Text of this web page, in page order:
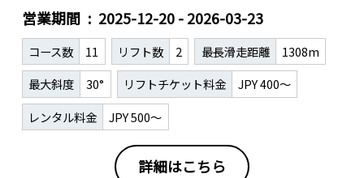
営業期間 2025-12-20 - 2026-03-23
コース数 11 リフト数 2 最長滑走距離
1308m
最大斜度
30° リフトチケット料金
JPY 400～
レンタル料金
JPY 500～
詳細はこちら